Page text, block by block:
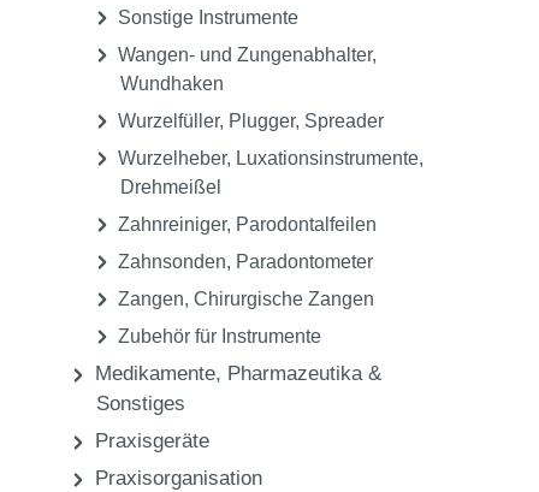
Sonstige Instrumente
Wangen- und Zungenabhalter,
Wundhaken
Wurzelfüller, Plugger, Spreader
Wurzelheber, Luxationsinstrumente,
Drehmeißel
Zahnreiniger, Parodontalfeilen
Zahnsonden, Paradontometer
Zangen, Chirurgische Zangen
Zubehör für Instrumente
Medikamente, Pharmazeutika &
Sonstiges
Praxisgeräte
Praxisorganisation